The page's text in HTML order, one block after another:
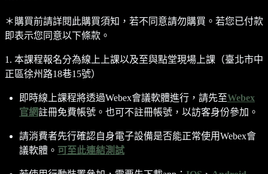
＊購買前請詳閱此購買須知，若不同意請勿購買。若您已付款
即表示您同意以下條款。
1. 本課程報名分為線上上課以及至與點堂現場上課（臺北市中
正區徐州路18巷15號）
即時線上課程將透過Webex會議軟體進行，請先至Webex
官網註冊免費帳號。也可不註冊帳號，以訪客身份參加。
請消費者先行確認自身電子設備是否能正常使用Webex會
議軟體。 可至此連結測試